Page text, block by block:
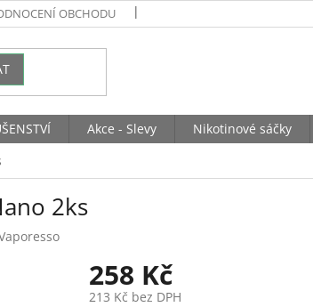
OBCHODU
Akce - Slevy Nikotinové sáčky
2ks
258 Kč
213 Kč bez DPH